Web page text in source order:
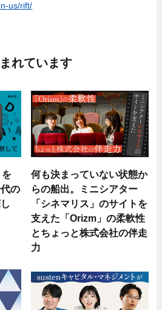
us/rift/
れています
の
何も決まっていない状態か
らの船出。ミニシアター
「シネマリス」のサイトを
支えた「Orizm」の柔軟性
とちょっと株式会社の伴走
力